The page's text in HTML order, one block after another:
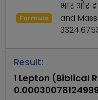
Formula
भार और
and
Result:
1 Lepton (Biblical